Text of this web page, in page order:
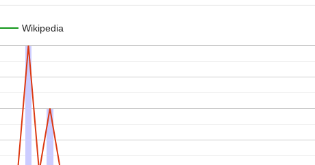
Wikipedia